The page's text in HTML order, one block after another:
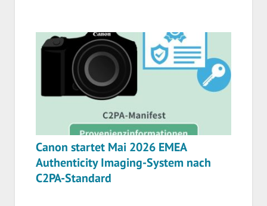
Canon startet Mai 2026 EMEA
Authenticity Imaging-System nach
C2PA-Standard